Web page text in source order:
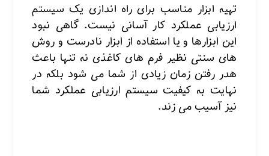
تهیه ابزار مناسب برای راه اندازی یک سیستم
ارزیابی عملکرد کار آسانی نیست. گاهی نبود
این ابزارها و یا استفاده از ابزار نادرست و روش
های سنتی نظیر فرم های کاغذی نه تنها باعث
هدر رفتن زمان زیادی از شما می شود بلکه در
نهایت به کیفیت سیستم ارزیابی عملکرد شما
نیز آسیب می زند.